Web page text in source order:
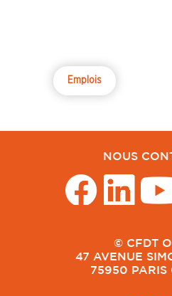
Emplois
NOUS
© CFDT
47 AVENUE
75950 PARIS